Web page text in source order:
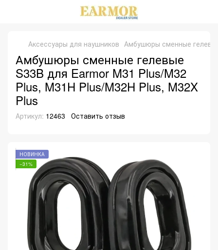
Аксессуары для наушников Амбушюры сменные
Амбушюры сменные гелевые
S33B для Earmor M31 Plus/M32
Plus, M31H Plus/M32H Plus, M32X
Plus
Артикул: 12463 Оставить отзыв
НОВИНКА
−31%